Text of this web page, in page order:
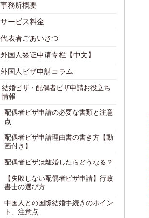
事務所概要
サービス料金
代表者ごあいさつ
外国人签证申请专栏【中文】
外国人ビザ申請コラム
結婚ビザ・配偶者ビザ申請お役立ち
情報
配偶者ビザ申請の必要な書類と注意
点
配偶者ビザ申請理由書の書き方【動
画付き】
配偶者ビザは離婚したらどうなる？
【失敗しない配偶者ビザ申請】行政
書士の選び方
中国人との国際結婚手続きのポイン
ト、注意点